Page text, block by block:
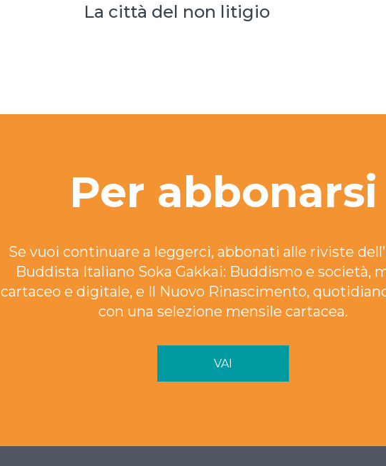
La città del non litigio
Per abbonarsi
Se vuoi continuare a leggerci, abbonati alle riviste
Buddista Italiano Soka Gakkai: Buddismo e società,
cartaceo e digitale, e Il Nuovo Rinascimento,
con una selezione mensile cartacea.
VAI